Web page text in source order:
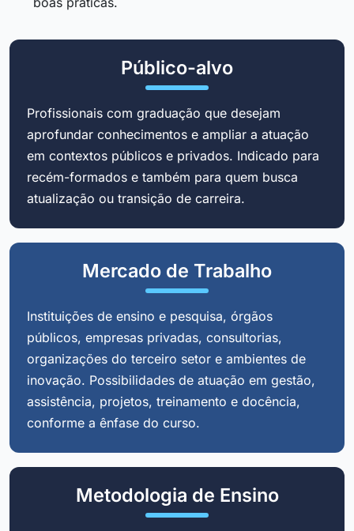
Público-alvo
Profissionais com graduação que desejam
aprofundar conhecimentos e ampliar a atuação
em contextos públicos e privados. Indicado para
recém-formados e também para quem busca
atualização ou transição de carreira.
Mercado de Trabalho
Instituições de ensino e pesquisa, órgãos
públicos, empresas privadas, consultorias,
organizações do terceiro setor e ambientes de
inovação. Possibilidades de atuação em gestão,
assistência, projetos, treinamento e docência,
conforme a ênfase do curso.
Metodologia de Ensino